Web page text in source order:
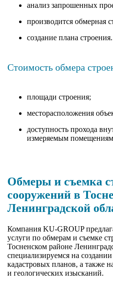
анализ запрошенных
производится обмерная
создание плана строения.
Стоимость обмера
площади строения;
месторасположения
доступность прохода
измеряемым
Обмеры и съемка
сооружений в
Ленинградской
Компания KU-GROUP
услуги по обмерам и съемке
Тосненском районе
специализируемся на
кадастровых планов, а также
и геологических изысканий.